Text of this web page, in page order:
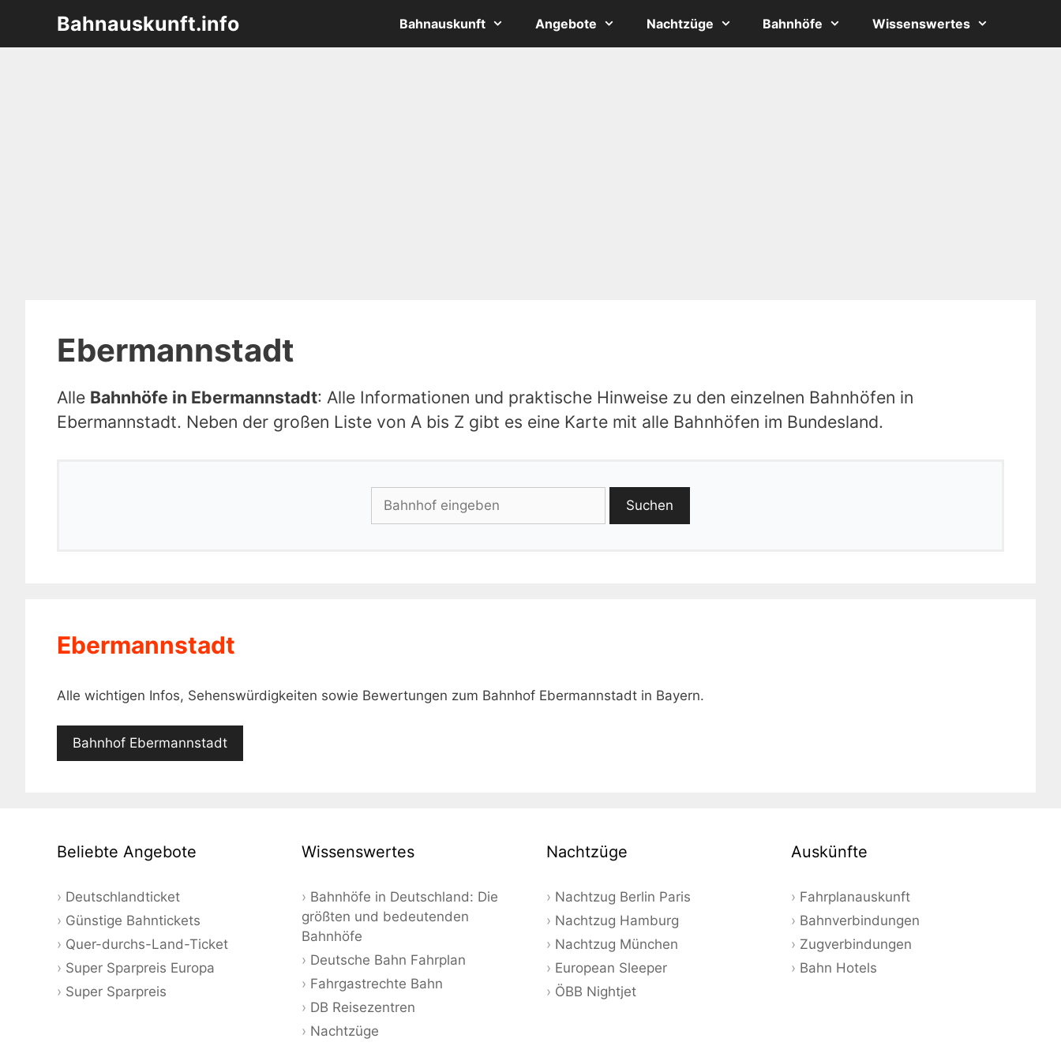
springen
Bahnauskunft.info Bahnauskunft Angebote Nachtzüge Bahnhöfe Wissenswertes
Ebermannstadt
Alle Bahnhöfe in Ebermannstadt: Alle Informationen und praktische Hinweise zu den einzelnen Bahnhöfen in
Ebermannstadt. Neben der großen Liste von A bis Z gibt es eine Karte mit alle Bahnhöfen im Bundesland.
Suchen
Ebermannstadt
Alle wichtigen Infos, Sehenswürdigkeiten sowie Bewertungen zum Bahnhof Ebermannstadt in Bayern.
Bahnhof Ebermannstadt
Beliebte Angebote
Deutschlandticket
Günstige Bahntickets
Quer-durchs-Land-Ticket
Super Sparpreis Europa
Super Sparpreis
Wissenswertes
Bahnhöfe in Deutschland: Die
größten und bedeutenden
Bahnhöfe
Deutsche Bahn Fahrplan
Fahrgastrechte Bahn
DB Reisezentren
Nachtzüge
Nachtzüge
Nachtzug Berlin Paris
Nachtzug Hamburg
Nachtzug München
European Sleeper
ÖBB Nightjet
Auskünfte
Fahrplanauskunft
Bahnverbindungen
Zugverbindungen
Bahn Hotels